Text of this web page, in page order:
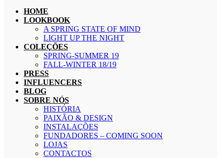
HOME
LOOKBOOK
A SPRING STATE OF MIND
LIGHT UP THE NIGHT
COLEÇÕES
SPRING-SUMMER 19
FALL-WINTER 18/19
PRESS
INFLUENCERS
BLOG
SOBRE NÓS
HISTÓRIA
PAIXÃO & DESIGN
INSTALAÇÕES
FUNDADORES – COMING SOON
LOJAS
CONTACTOS